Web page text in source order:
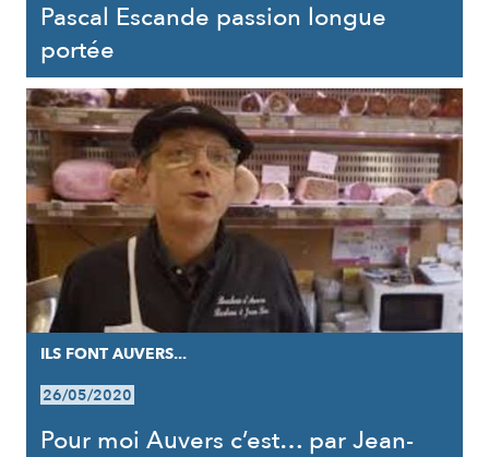
Pascal Escande passion longue
portée
ILS FONT AUVERS...
26/05/2020
Pour moi Auvers c’est… par Jean-